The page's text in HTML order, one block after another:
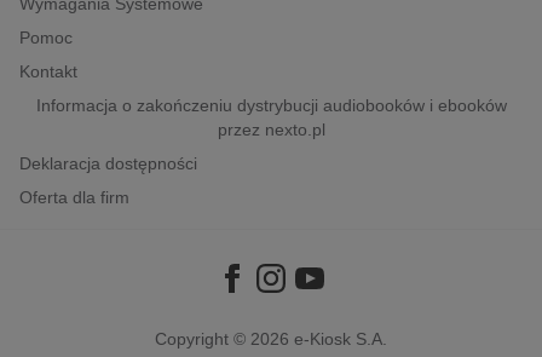
historia
Pomoc
Kontakt
Informacja o zakończeniu dystrybucji audiobooków i ebooków
przez nexto.pl
Deklaracja dostępności
Oferta dla firm
Copyright © 2026 e-Kiosk S.A.